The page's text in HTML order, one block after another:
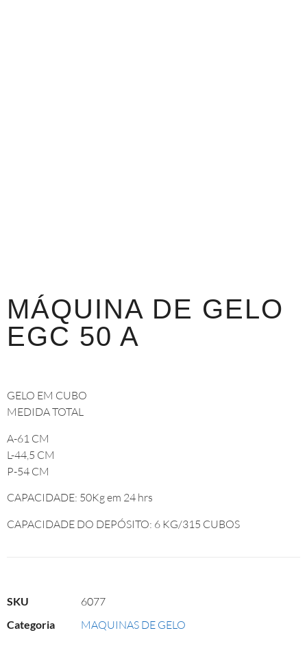
MÁQUINA DE GELO
EGC 50 A
GELO EM CUBO
MEDIDA TOTAL
A-61 CM
L-44,5 CM
P-54 CM
CAPACIDADE: 50Kg em 24 hrs
CAPACIDADE DO DEPÓSITO: 6 KG/315 CUBOS
SKU 6077
Categoria MAQUINAS DE GELO